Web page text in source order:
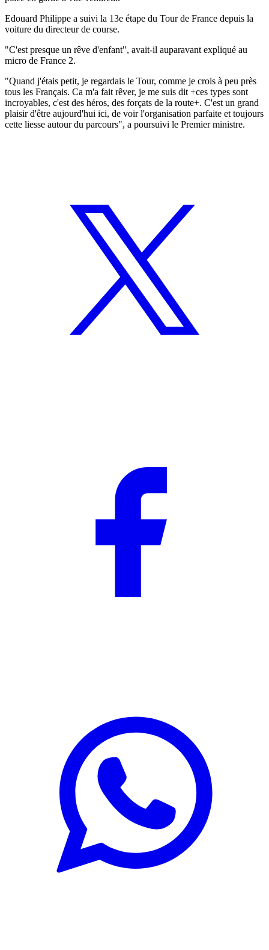
Edouard Philippe a suivi la 13e étape du Tour de France depuis la
voiture du directeur de course.
"C'est presque un rêve d'enfant", avait-il auparavant expliqué au
micro de France 2.
"Quand j'étais petit, je regardais le Tour, comme je crois à peu près
tous les Français. Ca m'a fait rêver, je me suis dit +ces types sont
incroyables, c'est des héros, des forçats de la route+. C'est un grand
plaisir d'être aujourd'hui ici, de voir l'organisation parfaite et toujours
cette liesse autour du parcours", a poursuivi le Premier ministre.